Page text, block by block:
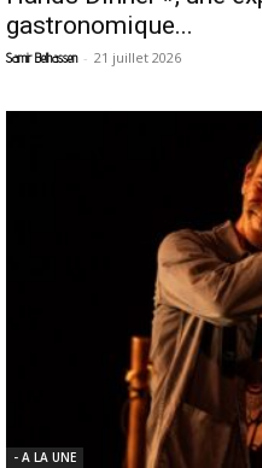
gastronomique...
Samir Belhassen - 21 juillet 2026
- A LA UNE